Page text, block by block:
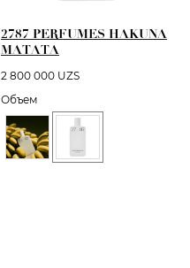
2787 PERFUMES HAKUNA
MATATA
2 800 000 UZS
Объем